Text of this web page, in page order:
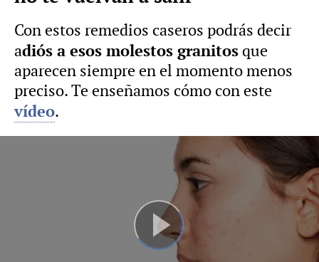
Con estos remedios caseros podrás decir
adiós a esos molestos granitos que
aparecen siempre en el momento menos
preciso. Te enseñamos cómo con este
vídeo.